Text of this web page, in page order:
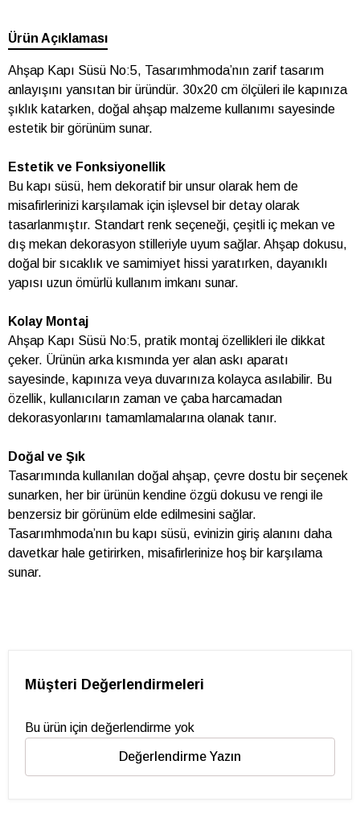
Ürün Açıklaması
Ahşap Kapı Süsü No:5, Tasarımhmoda’nın zarif tasarım
anlayışını yansıtan bir üründür. 30x20 cm ölçüleri ile kapınıza
şıklık katarken, doğal ahşap malzeme kullanımı sayesinde
estetik bir görünüm sunar.
Estetik ve Fonksiyonellik
Bu kapı süsü, hem dekoratif bir unsur olarak hem de
misafirlerinizi karşılamak için işlevsel bir detay olarak
tasarlanmıştır. Standart renk seçeneği, çeşitli iç mekan ve
dış mekan dekorasyon stilleriyle uyum sağlar. Ahşap dokusu,
doğal bir sıcaklık ve samimiyet hissi yaratırken, dayanıklı
yapısı uzun ömürlü kullanım imkanı sunar.
Kolay Montaj
Ahşap Kapı Süsü No:5, pratik montaj özellikleri ile dikkat
çeker. Ürünün arka kısmında yer alan askı aparatı
sayesinde, kapınıza veya duvarınıza kolayca asılabilir. Bu
özellik, kullanıcıların zaman ve çaba harcamadan
dekorasyonlarını tamamlamalarına olanak tanır.
Doğal ve Şık
Tasarımında kullanılan doğal ahşap, çevre dostu bir seçenek
sunarken, her bir ürünün kendine özgü dokusu ve rengi ile
benzersiz bir görünüm elde edilmesini sağlar.
Tasarımhmoda’nın bu kapı süsü, evinizin giriş alanını daha
davetkar hale getirirken, misafirlerinize hoş bir karşılama
sunar.
Müşteri Değerlendirmeleri
Bu ürün için değerlendirme yok
Değerlendirme Yazın